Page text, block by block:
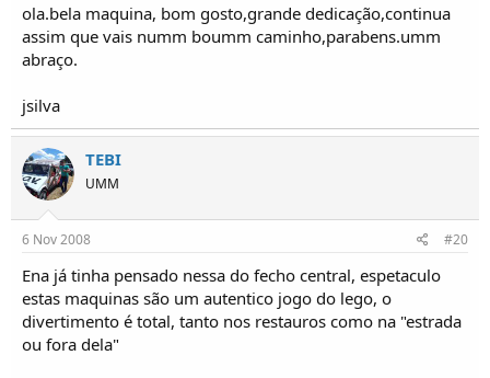
ola.bela maquina, bom gosto,grande dedicação,continua
assim que vais numm boumm caminho,parabens.umm
abraço.
jsilva
TEBI
UMM
6 Nov 2008 #20
Ena já tinha pensado nessa do fecho central, espetaculo
estas maquinas são um autentico jogo do lego, o
divertimento é total, tanto nos restauros como na "estrada
ou fora dela"